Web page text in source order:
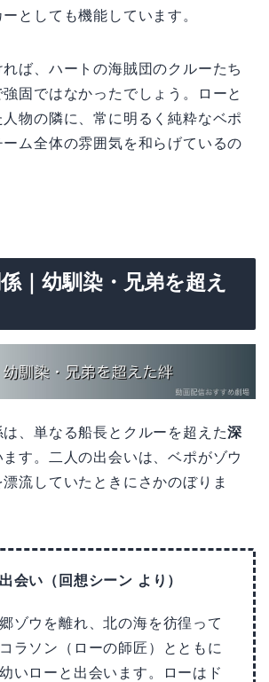
としても機能しています。
ば、ハートの海賊団のクルーたち
固ではなかったでしょう。ローと
物の隣に、常に明るく純粋なベポ
ム全体の雰囲気を和らげているの
｜幼馴染・兄弟を超え
、単なる船長とクルーを超えた深
す。二人の出会いは、ベポがゾウ
流していたときにさかのぼりま
会い（回想シーン より）
ゾウを離れ、北の海を彷徨って
ラソン（ローの師匠）とともに
いローと出会います。ローはド